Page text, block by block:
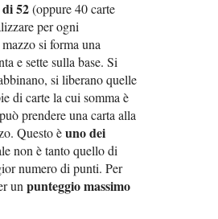
52(oppure 40 carte
per ogni
si forma una
e sette sulla base. Si
si liberano quelle
di carte la cui somma è
prendere una carta alla
Questo èuno dei
non è tanto quello di
numero di punti. Per
unpunteggio massimo